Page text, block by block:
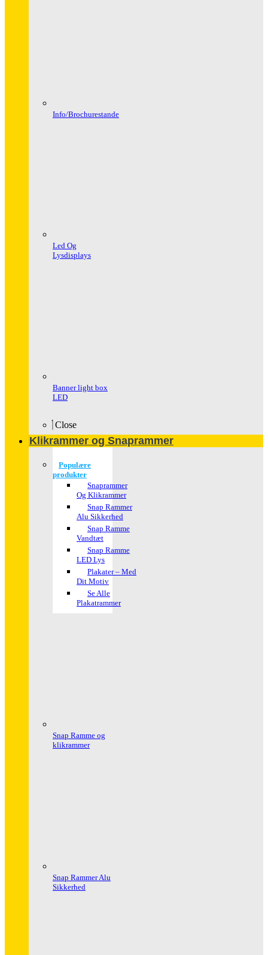
Info/Brochurestande
Led Og
Lysdisplays
Banner light box
LED
Close
Klikrammer og Snaprammer
Populære
produkter
Snaprammer
Og Klikrammer
Snap Rammer
Alu Sikkerhed
Snap Ramme
Vandtæt
Snap Ramme
LED Lys
Plakater – Med
Dit Motiv
Se Alle
Plakatrammer
Snap Ramme og
klikrammer
Snap Rammer Alu
Sikkerhed